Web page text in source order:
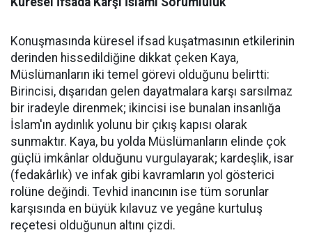
Konuşmasında küresel ifsad kuşatmasının etkilerinin
derinden hissedildiğine dikkat çeken Kaya,
Müslümanların iki temel görevi olduğunu belirtti:
Birincisi, dışarıdan gelen dayatmalara karşı sarsılmaz
bir iradeyle direnmek; ikincisi ise bunalan insanlığa
İslam'ın aydınlık yolunu bir çıkış kapısı olarak
sunmaktır. Kaya, bu yolda Müslümanların elinde çok
güçlü imkânlar olduğunu vurgulayarak; kardeşlik, isar
(fedakârlık) ve infak gibi kavramların yol gösterici
rolüne değindi. Tevhid inancının ise tüm sorunlar
karşısında en büyük kılavuz ve yegâne kurtuluş
reçetesi olduğunun altını çizdi.